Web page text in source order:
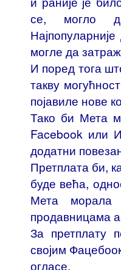
се, могло
могле да
И поред тога
такву
појавиле нове
Тако би Мета
Facebook или
додатни
Претплата би,
буде већа,
Мета
продавницама
За претплату
својим
огласе.